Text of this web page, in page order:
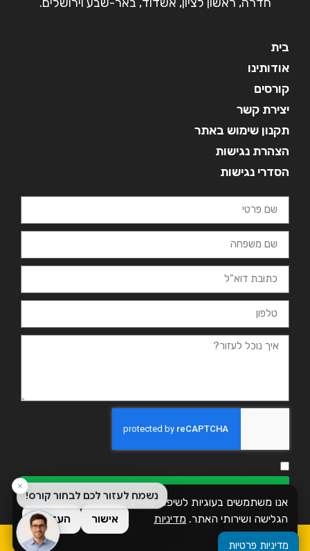
בית
אודותינו
קורסים
יצירת קשר
תקנון שימוש באתר
הצהרת נגישות
הסדרי נגישות
שליחה
כל הזכויות שמורות לזמן אשכול
אנו משתמשים בעוגיות לשיפור חוויית
הגלישה ושירותי האתר. מדיניות
פרטיות
אישור העדפות
מדיניות פרטיות